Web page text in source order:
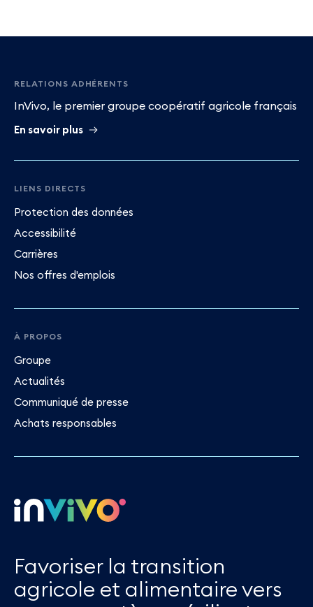
de
page
RELATIONS ADHÉRENTS
InVivo, le premier groupe coopératif agricole français
En savoir plus
LIENS DIRECTS
Protection des données
Accessibilité
Carrières
Nos offres d'emplois
À PROPOS
Groupe
Actualités
Communiqué de presse
Achats responsables
Favoriser la transition
agricole et alimentaire vers